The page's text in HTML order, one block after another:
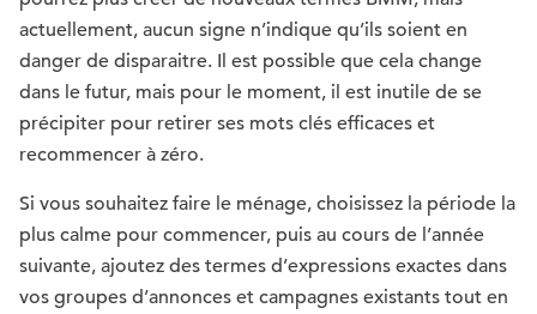
actuellement, aucun signe n’indique qu’ils soient en
danger de disparaitre. Il est possible que cela change
dans le futur, mais pour le moment, il est inutile de se
précipiter pour retirer ses mots clés efficaces et
recommencer à zéro.
Si vous souhaitez faire le ménage, choisissez la période la
plus calme pour commencer, puis au cours de l’année
suivante, ajoutez des termes d’expressions exactes dans
vos groupes d’annonces et campagnes existants tout en